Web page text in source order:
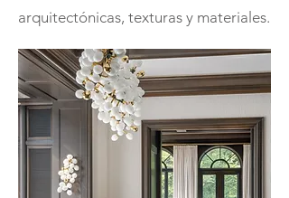
arquitectónicas, texturas y materiales.